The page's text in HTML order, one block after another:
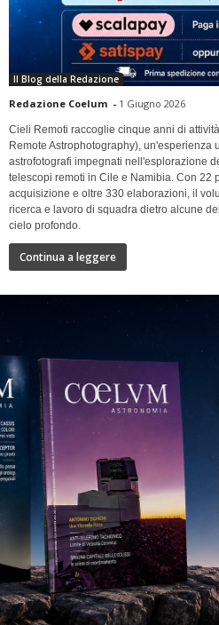
Il Blog della Redazione
Redazione Coelum - 1 Giugno 2026
Cieli Remoti raccoglie cinque anni di
Remote Astrophotography), un'esperienza
astrofotografi impegnati nell'esplorazione
telescopi remoti in Cile e Namibia. Con 22
acquisizione e oltre 330 elaborazioni, il
ricerca e lavoro di squadra dietro alcune
cielo profondo.
Continua a leggere